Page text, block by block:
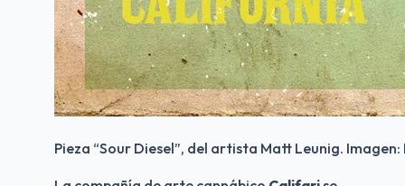
Pieza “Sour Diesel”, del artista Matt Leunig.